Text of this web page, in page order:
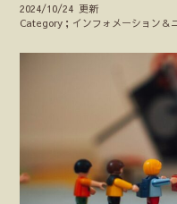
2024/10/24 更新
Category；インフォメーション＆